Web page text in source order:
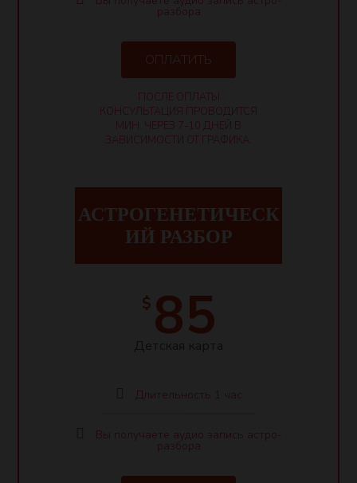
разбора
ОПЛАТИТЬ
ПОСЛЕ ОПЛАТЫ
КОНСУЛЬТАЦИЯ ПРОВОДИТСЯ
МИН. ЧЕРЕЗ 7-10 ДНЕЙ В
ЗАВИСИМОСТИ ОТ ГРАФИКА.
АСТРОГЕНЕТИЧЕСК
ИЙ РАЗБОР
$ 85
Длительность 1 час
Вы получаете аудио запись астро-
разбора